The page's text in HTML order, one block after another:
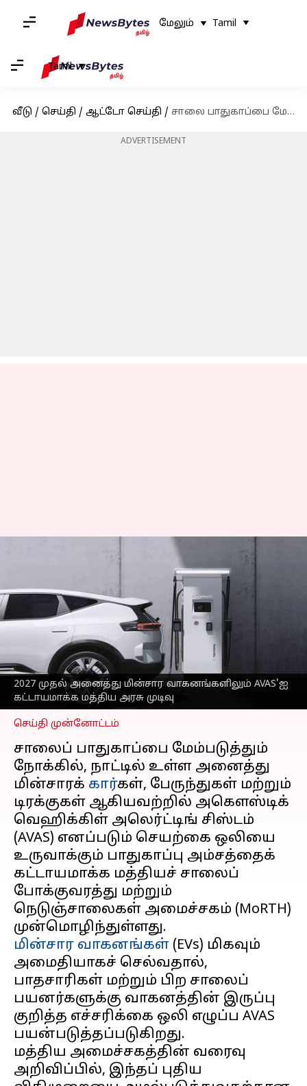
மேலும் Tamil
Tamil
வீடு / செய்தி / ஆட்டோ செய்தி / சாலை பாதுகாப்பை மேம்படுத்த 2027 முதல் அனைத்து மின்சார வாகனங்களிலும் AVAS'ஐ கட்டாயமாக்க மத்திய அரசு முடிவு
ADVERTISEMENT
2027 முதல் அனைத்து மின்சார வாகனங்களிலும் AVAS'ஐ
கட்டாயமாக்க மத்திய அரசு முடிவு
சாலை பாதுகாப்பை
மேம்படுத்த 2027 முதல்
அனைத்து மின்சார
வாகனங்களிலும் AVAS'ஐ
கட்டாயமாக்க மத்திய அரசு
முடிவு
எழுதியவர் Sekar Chinnappan Sep 29, 2025 04:53 pm
செய்தி முன்னோட்டம்
சாலைப் பாதுகாப்பை மேம்படுத்தும்
நோக்கில், நாட்டில் உள்ள அனைத்து
மின்சாரக் கார்கள், பேருந்துகள் மற்றும்
டிரக்குகள் ஆகியவற்றில் அகௌஸ்டிக்
வெஹிக்கிள் அலெர்ட்டிங் சிஸ்டம்
(AVAS) எனப்படும் செயற்கை ஒலியை
உருவாக்கும் பாதுகாப்பு அம்சத்தைக்
கட்டாயமாக்க மத்தியச் சாலைப்
போக்குவரத்து மற்றும்
நெடுஞ்சாலைகள் அமைச்சகம் (MoRTH)
மின்சார வாகனங்கள் (EVs) மிகவும்
அமைதியாகச் செல்வதால்,
பாதசாரிகள் மற்றும் பிற சாலைப்
பயனர்களுக்கு வாகனத்தின் இருப்பு
குறித்த எச்சரிக்கை ஒலி எழுப்ப AVAS
பயன்படுத்தப்படுகிறது.
மத்திய அமைச்சகத்தின் வரைவு
அறிவிப்பில், இந்தப் புதிய